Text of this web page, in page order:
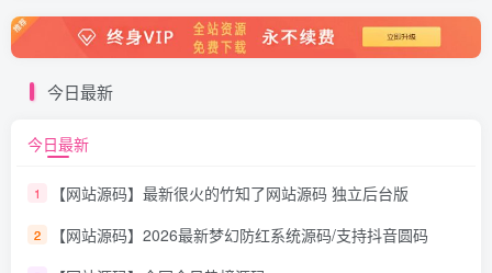
今日最新
今日最新
1 【网站源码】最新很火的竹知了网站源码 独立后台版
2 【网站源码】2026最新梦幻防红系统源码/支持抖音圆码